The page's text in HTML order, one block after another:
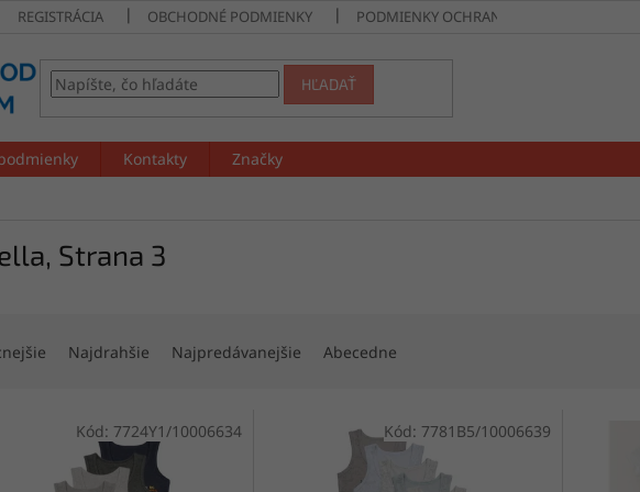
REGISTRÁCIA OBCHODNÉ PODMIENKY PODMIENKY OCHRANY OSOBNÝCH ÚDAJOV
HĽADAŤ
Kontakty
Značky
, Strana 3
Najdrahšie Najpredávanejšie Abecedne
Kód: 7724Y1/10006634 Kód: 7781B5/10006639